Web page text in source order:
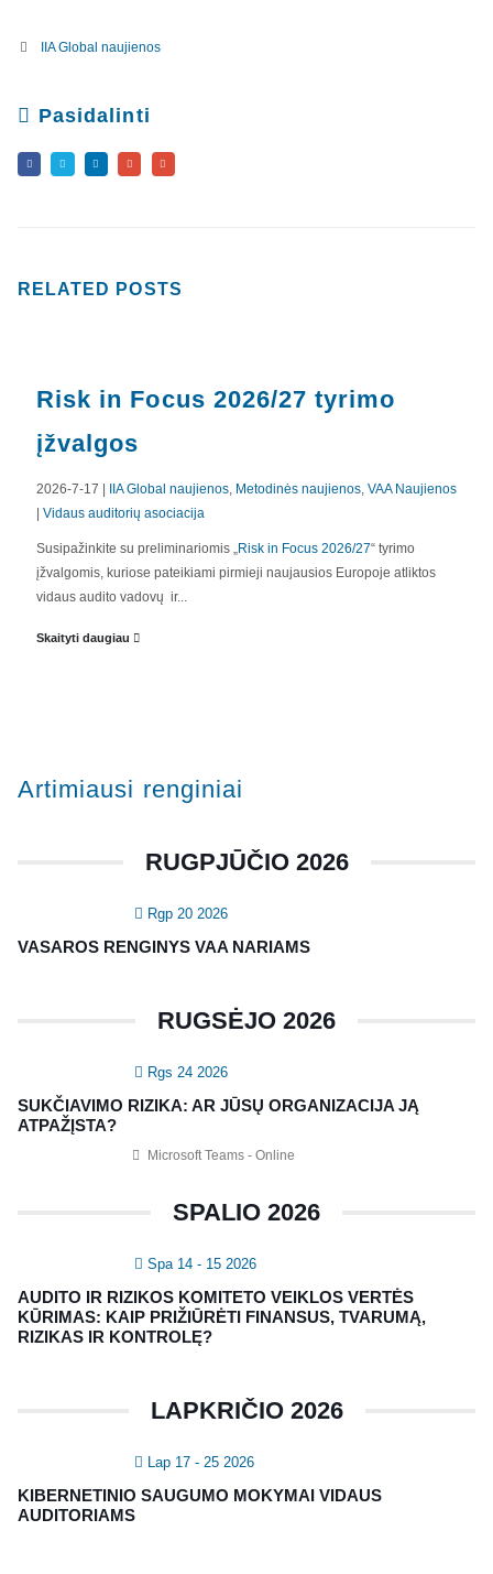
IIA Global naujienos
Pasidalinti
RELATED POSTS
Risk in Focus 2026/27 tyrimo
įžvalgos
2026-7-17 | IIA Global naujienos Metodinės naujienos VAA Naujienos
Vidaus auditorių asociacija
Susipažinkite su preliminariomis „ Risk in Focus 2026/27“ tyrimo
įžvalgomis, kuriose pateikiami pirmieji naujausios Europoje atliktos
vidaus audito vadovų ir...
Skaityti daugiau
Artimiausi renginiai
RUGPJŪČIO 2026
Rgp 20 2026
VASAROS RENGINYS VAA NARIAMS
RUGSĖJO 2026
Rgs 24 2026
SUKČIAVIMO RIZIKA: AR JŪSŲ ORGANIZACIJA JĄ
ATPAŽĮSTA?
Microsoft Teams - Online
SPALIO 2026
Spa 14 - 15 2026
AUDITO IR RIZIKOS KOMITETO VEIKLOS VERTĖS
KŪRIMAS: KAIP PRIŽIŪRĖTI FINANSUS, TVARUMĄ,
RIZIKAS IR KONTROLĘ?
LAPKRIČIO 2026
Lap 17 - 25 2026
KIBERNETINIO SAUGUMO MOKYMAI VIDAUS
AUDITORIAMS
APIE MUS
Konferencijos
CIA Medžiaga
KONTAKTAI
Vidaus auditorių asociacija, 124111729
Nagevičiaus g. 3, Vilnius
info@vaa.lt
NAUJIENLAIŠKIS
Registruokitės naujienlaiškiui apie Vidaus Auditorių asociaciją!